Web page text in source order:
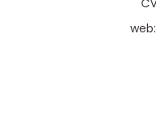
web: